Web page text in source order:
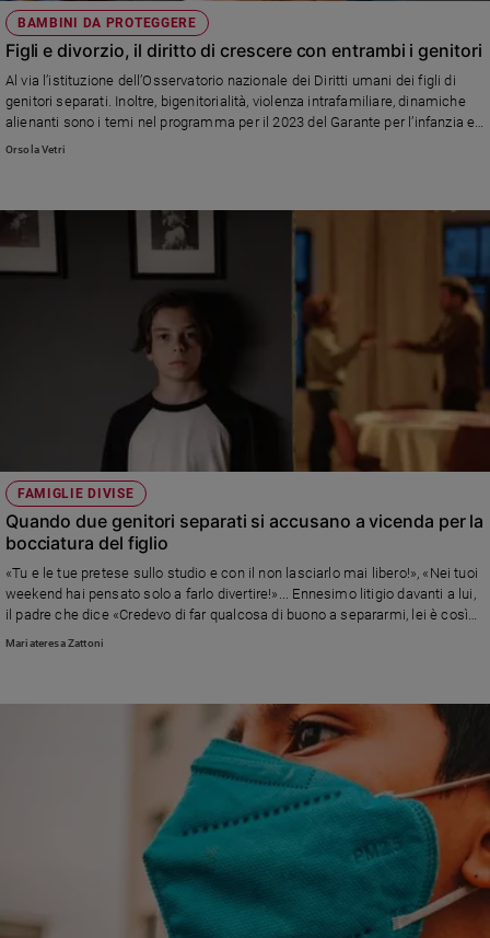
BAMBINI DA PROTEGGERE
Figli e divorzio, il diritto di crescere con entrambi i genitori
Al via l’istituzione dell’Osservatorio nazionale dei Diritti umani dei figli di
genitori separati. Inoltre, bigenitorialità, violenza intrafamiliare, dinamiche
alienanti sono i temi nel programma per il 2023 del Garante per l’infanzia e
l’adolescenza di Regione Lombardia
Orsola Vetri
FAMIGLIE DIVISE
Quando due genitori separati si accusano a vicenda per la
bocciatura del figlio
«Tu e le tue pretese sullo studio e con il non lasciarlo mai libero!», «Nei tuoi
weekend hai pensato solo a farlo divertire!»... Ennesimo litigio davanti a lui,
il padre che dice «Credevo di far qualcosa di buono a separarmi, lei è così
testarda e cocciuta...» Ma fa bene al figlio (che non ha diritto di parola)?
Mariateresa Zattoni